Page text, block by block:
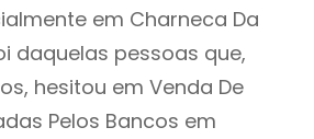
em Charneca Da
daquelas pessoas que,
hesitou em Venda De
Pelos Bancos em